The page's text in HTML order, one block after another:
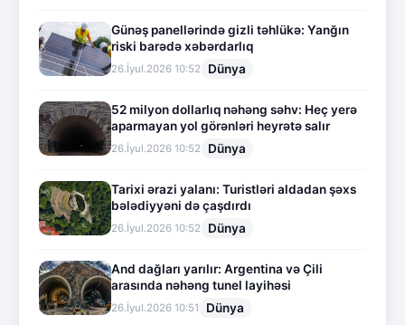
Günəş panellərində gizli təhlükə: Yanğın
riski barədə xəbərdarlıq
26.İyul.2026 10:52 Dünya
52 milyon dollarlıq nəhəng səhv: Heç yerə
aparmayan yol görənləri heyrətə salır
26.İyul.2026 10:52 Dünya
Tarixi ərazi yalanı: Turistləri aldadan şəxs
bələdiyyəni də çaşdırdı
26.İyul.2026 10:52 Dünya
And dağları yarılır: Argentina və Çili
arasında nəhəng tunel layihəsi
26.İyul.2026 10:51 Dünya